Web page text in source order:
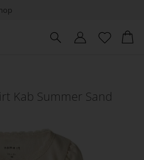
Kab Summer Sand